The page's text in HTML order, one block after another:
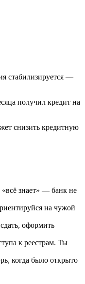
стабилизируется —
получил кредит на
снизить кредитную
знает» — банк не
на чужой
оформить
к реестрам. Ты
когда было открыто